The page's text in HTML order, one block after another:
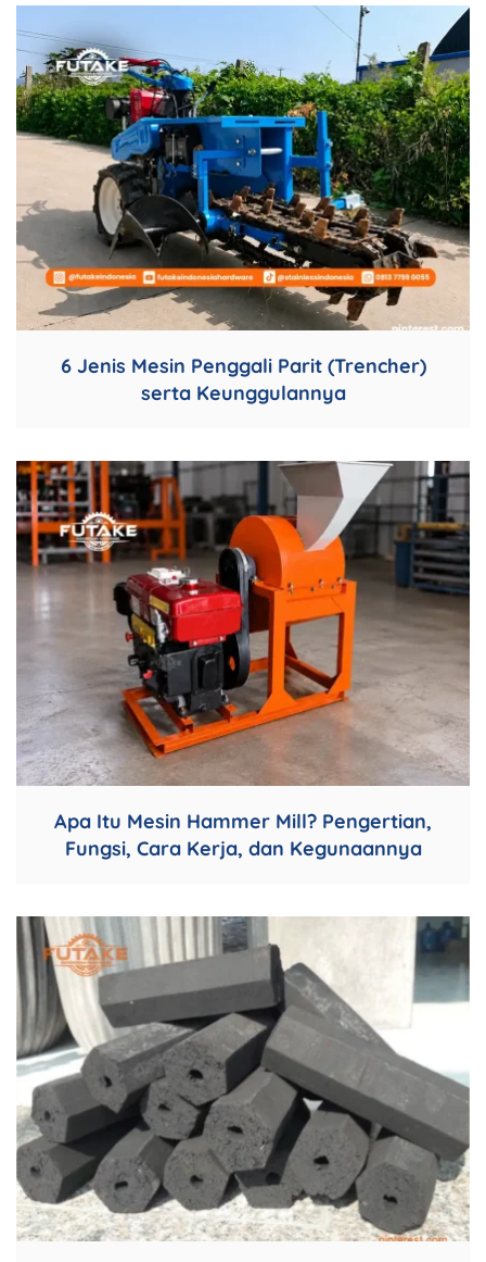
6 Jenis Mesin Penggali Parit (Trencher)
serta Keunggulannya
Apa Itu Mesin Hammer Mill? Pengertian,
Fungsi, Cara Kerja, dan Kegunaannya